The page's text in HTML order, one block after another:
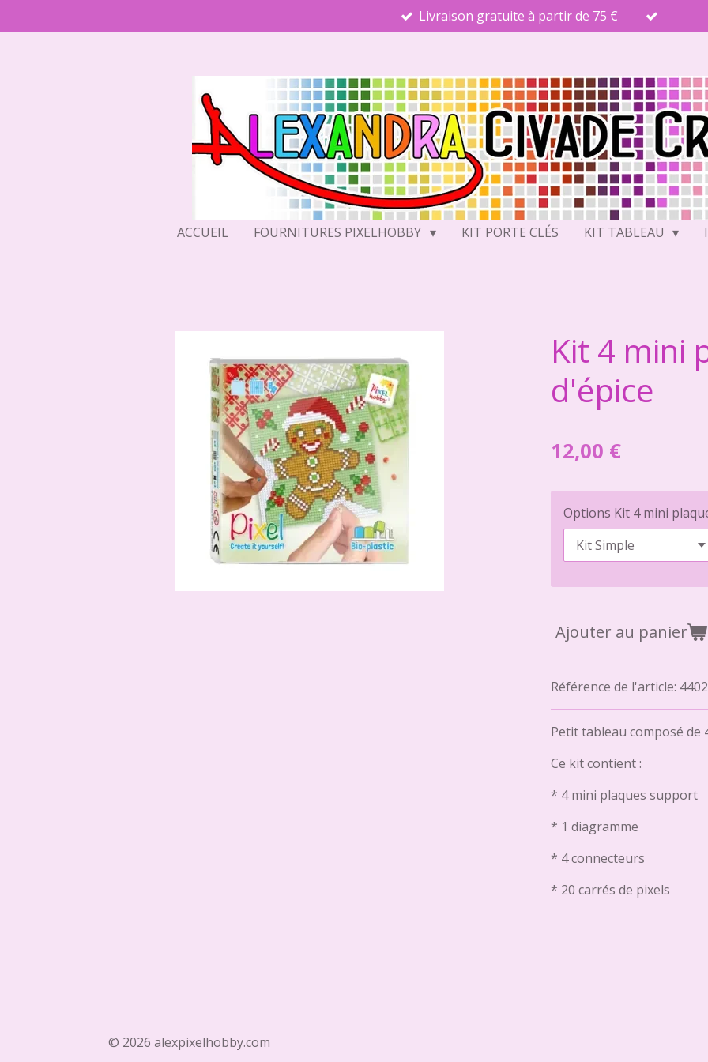
au
Livraison gratuite à partir de 75 €
ACCUEIL FOURNITURES PIXELHOBBY KIT PORTE CLÉS KIT TABLEAU
Kit 4 mini
d'épice
12,00 €
Options Kit 4 mini
Ajouter au panier
Référence de l'article:
Petit tableau composé de
Ce kit contient :
* 4 mini plaques support
* 1 diagramme
* 4 connecteurs
* 20 carrés de pixels
© 2026 alexpixelhobby.com